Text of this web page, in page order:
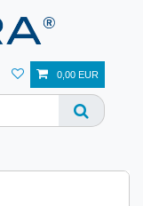
0,00 EUR